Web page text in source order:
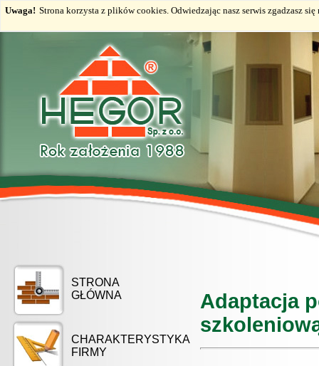
Uwaga! Strona korzysta z plików cookies. Odwiedzając nasz serwis zgadzasz
STRONA
GŁÓWNA
CHARAKTERYSTYKA
FIRMY
Adaptacja